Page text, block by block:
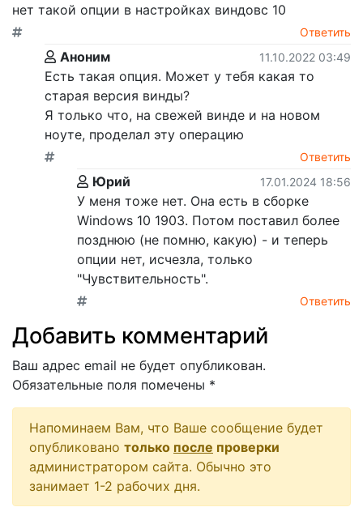
нет такой опции в настройках виндовс 10
Ответить
Аноним 11.10.2022 03:49
Есть такая опция. Может у тебя какая то
старая версия винды?
Я только что, на свежей винде и на новом
ноуте, проделал эту операцию
Ответить
Юрий 17.01.2024 18:56
У меня тоже нет. Она есть в сборке
Windows 10 1903. Потом поставил более
позднюю (не помню, какую) - и теперь
опции нет, исчезла, только
"Чувствительность".
Ответить
Добавить комментарий
Ваш адрес email не будет опубликован.
Обязательные поля помечены *
Напоминаем Вам, что Ваше сообщение будет
опубликовано только после проверки
администратором сайта. Обычно это
занимает 1-2 рабочих дня.